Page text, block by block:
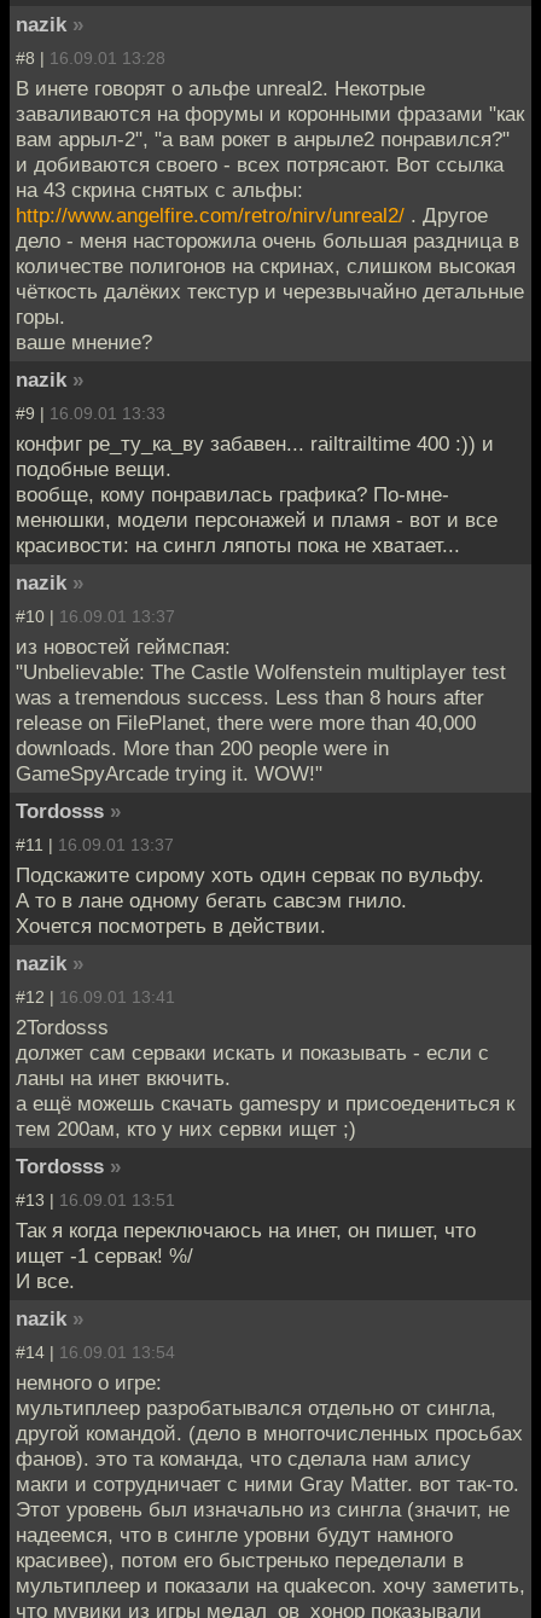
nazik »
#8 | 16.09.01 13:28
В инете говорят о альфе unreal2. Некотрые
заваливаются на форумы и коронными фразами "как
вам аррыл-2", "а вам рокет в анрыле2 понравился?"
и добиваются своего - всех потрясают. Вот ссылка
на 43 скрина снятых с альфы:
http://www.angelfire.com/retro/nirv/unreal2/ . Другое
дело - меня насторожила очень большая раздница в
количестве полигонов на скринах, слишком высокая
чёткость далёких текстур и черезвычайно детальные
горы.
ваше мнение?
nazik »
#9 | 16.09.01 13:33
конфиг ре_ту_ка_ву забавен... railtrailtime 400 :)) и
подобные вещи.
вообще, кому понравилась графика? По-мне-
менюшки, модели персонажей и пламя - вот и все
красивости: на сингл ляпоты пока не хватает...
nazik »
#10 | 16.09.01 13:37
из новостей геймспая:
"Unbelievable: The Castle Wolfenstein multiplayer test
was a tremendous success. Less than 8 hours after
release on FilePlanet, there were more than 40,000
downloads. More than 200 people were in
GameSpyArcade trying it. WOW!"
Tordosss »
#11 | 16.09.01 13:37
Подскажите сирому хоть один сервак по вульфу.
А то в лане одному бегать савсэм гнило.
Хочется посмотреть в действии.
nazik »
#12 | 16.09.01 13:41
2Tordosss
должет сам серваки искать и показывать - если с
ланы на инет вкючить.
а ещё можешь скачать gamespy и присоедениться к
тем 200ам, кто у них сервки ищет ;)
Tordosss »
#13 | 16.09.01 13:51
Так я когда переключаюсь на инет, он пишет, что
ищет -1 сервак! %/
И все.
nazik »
#14 | 16.09.01 13:54
немного о игре:
мультиплеер разробатывался отдельно от сингла,
другой командой. (дело в многгочисленных просьбах
фанов). это та команда, что сделала нам алису
макги и сотрудничает с ними Gray Matter. вот так-то.
Этот уровень был изначально из сингла (значит, не
надеемся, что в сингле уровни будут намного
красивее), потом его быстренько переделали в
мультиплеер и показали на quakecon. хочу заметить,
что мувики из игры медал_ов_хонор показывали